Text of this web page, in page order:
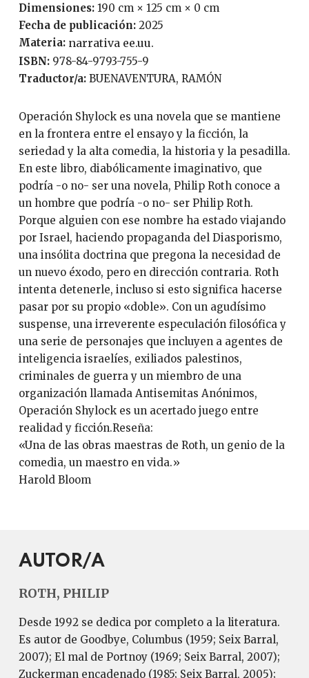
Dimensiones: 190 cm × 125 cm × 0 cm
Fecha de publicación:
2025
Materia: narrativa ee.uu.
ISBN:
978-84-9793-755-9
Traductor/a:
BUENAVENTURA, RAMÓN
Operación Shylock es una novela que se mantiene
en la frontera entre el ensayo y la ficción, la
seriedad y la alta comedia, la historia y la pesadilla.
En este libro, diabólicamente imaginativo, que
podría -o no- ser una novela, Philip Roth conoce a
un hombre que podría -o no- ser Philip Roth.
Porque alguien con ese nombre ha estado viajando
por Israel, haciendo propaganda del Diasporismo,
una insólita doctrina que pregona la necesidad de
un nuevo éxodo, pero en dirección contraria. Roth
intenta detenerle, incluso si esto significa hacerse
pasar por su propio «doble». Con un agudísimo
suspense, una irreverente especulación filosófica y
una serie de personajes que incluyen a agentes de
inteligencia israelíes, exiliados palestinos,
criminales de guerra y un miembro de una
organización llamada Antisemitas Anónimos,
Operación Shylock es un acertado juego entre
realidad y ficción.Reseña:
«Una de las obras maestras de Roth, un genio de la
comedia, un maestro en vida.»
Harold Bloom
AUTOR/A
ROTH, PHILIP
Desde 1992 se dedica por completo a la literatura.
Es autor de Goodbye, Columbus (1959; Seix Barral,
2007); El mal de Portnoy (1969; Seix Barral, 2007);
Zuckerman encadenado (1985; Seix Barral, 2005);